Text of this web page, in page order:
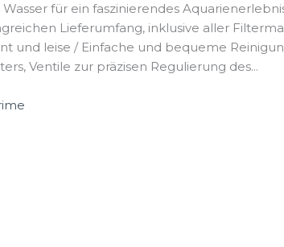
für ein faszinierendes
Lieferumfang, inklusive aller
und leise / Einfache und bequeme
Ventile zur präzisen Regulierung des...